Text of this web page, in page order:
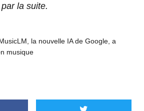
la suite.
la nouvelle IA de Google, a
musique